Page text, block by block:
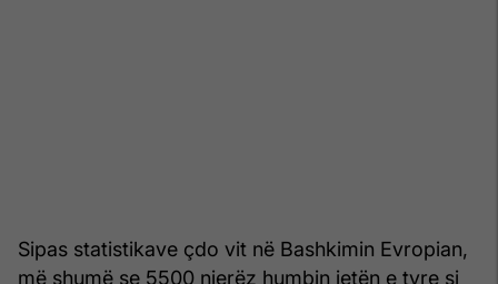
Sipas statistikave çdo vit në Bashkimin Evropian,
më shumë se 5500 njerëz humbin jetën e tyre si